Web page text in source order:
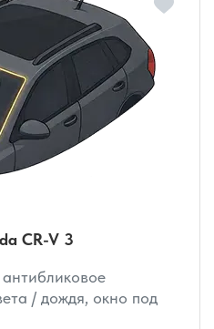
CR-V 3
/ дождя, окно под